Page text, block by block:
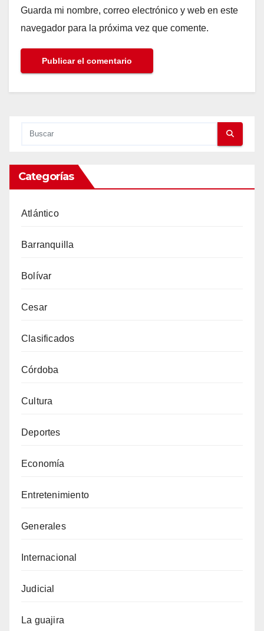
Guarda mi nombre, correo electrónico y web en este
navegador para la próxima vez que comente.
Categorías
Atlántico
Barranquilla
Bolívar
Cesar
Clasificados
Córdoba
Cultura
Deportes
Economía
Entretenimiento
Generales
Internacional
Judicial
La guajira